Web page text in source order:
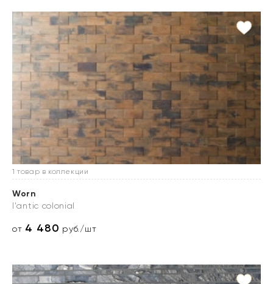
1 товар в коллекции
Worn
l'antic colonial
от 4 480 руб./шт